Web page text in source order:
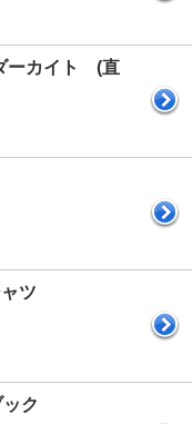
ーカイト (直
ツ
ク